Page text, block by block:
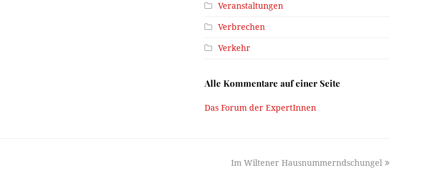
Veranstaltungen
Verbrechen
Verkehr
Alle Kommentare auf einer Seite
Das Forum der ExpertInnen
next
Im Wiltener Hausnummerndschungel